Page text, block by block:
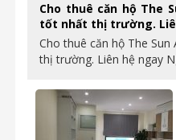
Cho thuê căn hộ The
tốt nhất thị trường.
Cho thuê căn hộ The
thị trường. Liên hệ ngay